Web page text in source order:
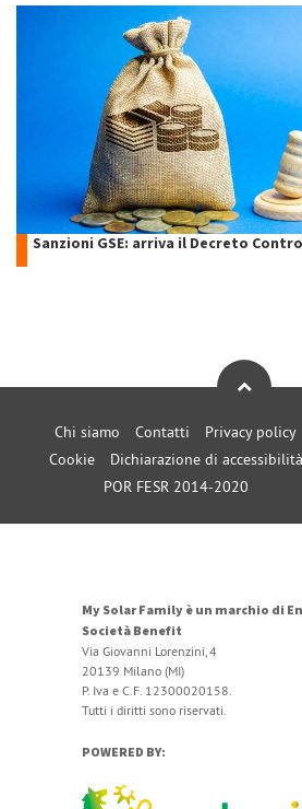
Sanzioni GSE: arriva il Decreto
Chi siamo Contatti
Privacy policy
Cookie
Dichiarazione di accessibilità
POR FESR 2014-2020
My Solar Family è un marchio di
Società Benefit
Via Giovanni Lorenzini, 4
20139 Milano (MI)
P. Iva e C.F. 12300020158.
Tutti i diritti sono riservati.
POWERED BY: